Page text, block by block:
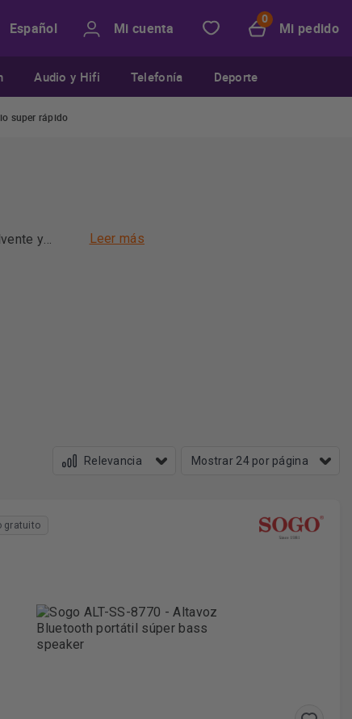
Español Mi cuenta Mi pedido
Audio y Hifi Telefonía Deporte
super rápido
y
Leer más
gratuito